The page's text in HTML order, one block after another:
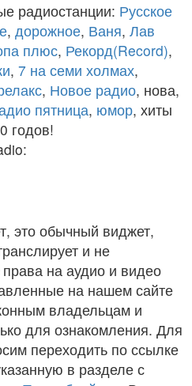
радиостанции: Русское
, дорожное, Ваня, Лав
плюс, Рекорд(Record),
, 7 на семи холмах,
, Новое радио, нова,
пятница, юмор, хиты
годов!
это обычный виджет,
и не
на аудио и видео
на нашем сайте
владельцам и
для ознакомления. Для
переходить по ссылке
в разделе с